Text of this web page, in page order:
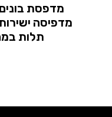
מדפיסה
תלות